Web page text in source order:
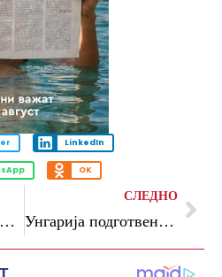
LinkedIn
OK
Рекорден број странци добиле германско државјанство во 2025 година
СЛЕДНО
Унгарија подготвена да биде место за преговори во врска со Украина